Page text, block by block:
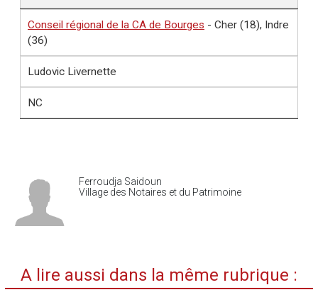
Conseil régional de la CA de Bourges - Cher (18), Indre
(36)
Ludovic Livernette
NC
Ferroudja Saidoun
Village des Notaires et du Patrimoine
A lire aussi dans la même rubrique :